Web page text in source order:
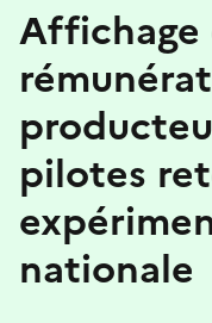
Affichage
pilotes
nationale